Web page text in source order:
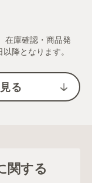
庫確認・商品発
降となります。
る
関する